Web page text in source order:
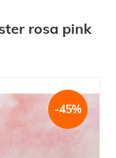
rosa pink
-45%